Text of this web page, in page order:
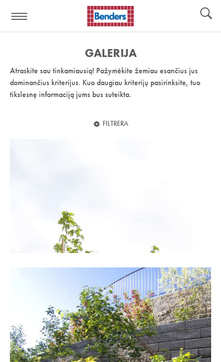
nuoroda:
GALERIJA
Atraskite sau tinkamiausią! Pažymėkite žemiau esančius jus
dominančius kriterijus. Kuo daugiau kriterijų pasirinksite, tuo
tikslesnę informaciją jums bus suteikta.
FILTRERA